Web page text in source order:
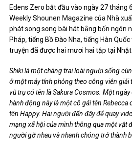
Edens Zero bắt đầu vào ngày 27 tháng
Weekly Shounen Magazine của Nhà
phát song song bài hát bằng bốn ngôn
Pháp, tiếng Bồ Đào Nha, tiếng Hàn
truyện đã được hai mươi hai tập tại Nhật
Shiki là một chàng trai loài người sống
ở một máy tính phỏng theo công viên giải
vũ trụ có tên là Sakura Cosmos. Một ngày
hành động này là một cô gái tên
tên Happy. Hai người đến đây để quay
mạng xã hội của mình thông qua một vật
người gỡ nhau và nhanh chóng trở thành